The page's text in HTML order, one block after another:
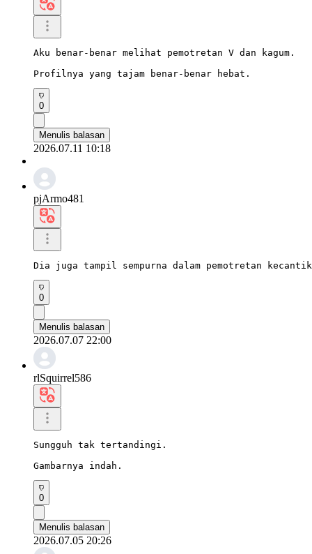
Aku benar-benar melihat pemotretan V dan kagum.
Profilnya yang tajam benar-benar hebat.
0
Menulis balasan
2026.07.11 10:18
pjArmo481
Dia juga tampil sempurna dalam pemotretan
0
Menulis balasan
2026.07.07 22:00
rlSquirrel586
Sungguh tak tertandingi.
Gambarnya indah.
0
Menulis balasan
2026.07.05 20:26